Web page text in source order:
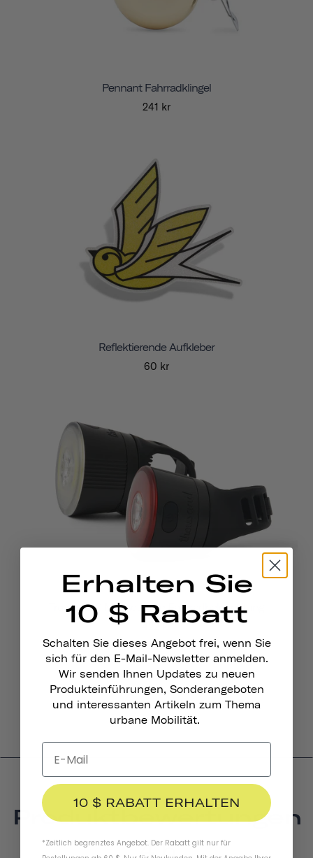
Pennant Fahrradklingel
241 kr
Reflektierende Aufkleber
60 kr
Traveler 2.0 Magnetische Fahrradbeleuchtung
422 kr
Produktbewertungen
4.6
Erhalten Sie
10 $ Rabatt
Schalten Sie dieses Angebot frei, wenn Sie
sich für den E-Mail-Newsletter anmelden.
Wir senden Ihnen Updates zu neuen
Produkteinführungen, Sonderangeboten
und interessanten Artikeln zum Thema
urbane Mobilität.
10 $ RABATT ERHALTEN
*Zeitlich begrenztes Angebot. Der Rabatt gilt nur für